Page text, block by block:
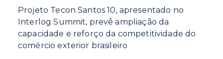
Projeto Tecon Santos 10, apresentado no
Interlog Summit, prevê ampliação da
capacidade e reforço da competitividade do
comércio exterior brasileiro